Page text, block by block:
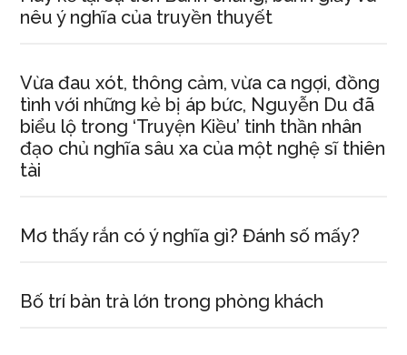
nêu ý nghĩa của truyền thuyết
Vừa đau xót, thông cảm, vừa ca ngợi, đồng
tình với những kẻ bị áp bức, Nguyễn Du đã
biểu lộ trong ‘Truyện Kiều’ tinh thần nhân
đạo chủ nghĩa sâu xa của một nghệ sĩ thiên
tài
Mơ thấy rắn có ý nghĩa gì? Đánh số mấy?
Bố trí bàn trà lớn trong phòng khách